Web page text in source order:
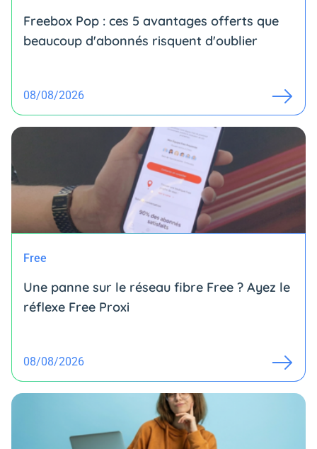
Freebox Pop : ces 5 avantages offerts que
beaucoup d'abonnés risquent d'oublier
08/08/2026
Free
Une panne sur le réseau fibre Free ? Ayez le
réflexe Free Proxi
08/08/2026